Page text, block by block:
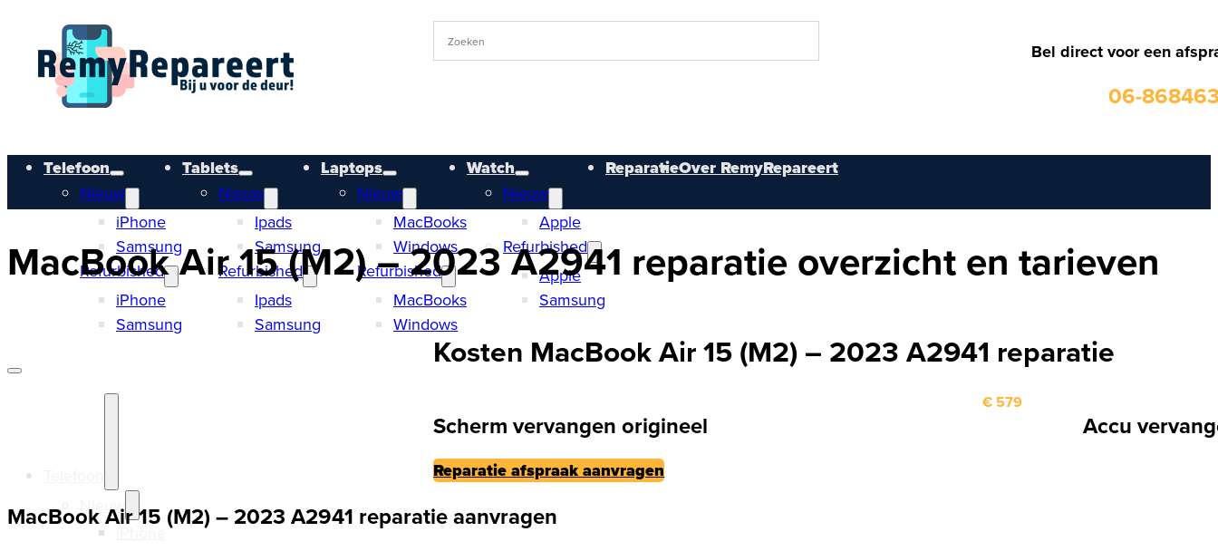
Bel direct voor een
06-
Telefoon
Nieuw
iPhone
Samsung
Refurbished
iPhone
Samsung
Tablets
Nieuw
Ipads
Samsung
Refurbished
Ipads
Samsung
Laptops
Nieuw
MacBooks
Windows
Refurbished
MacBooks
Windows
Watch
Nieuw
Apple
Refurbished
Apple
Samsung
ReparatieOver RemyRepareert
Nieuw
MacBook Air 15 (M2) – 2023 A2941 reparatie overzicht en tarieven
Kosten MacBook Air 15 (M2) – 2023 A2941 reparatie
Scherm vervangen origineel
€ 579
Accu
Reparatie afspraak aanvragen
MacBook Air 15 (M2) – 2023 A2941 reparatie aanvragen